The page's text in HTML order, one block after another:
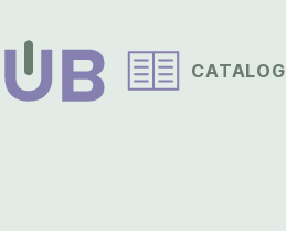
CATALOG